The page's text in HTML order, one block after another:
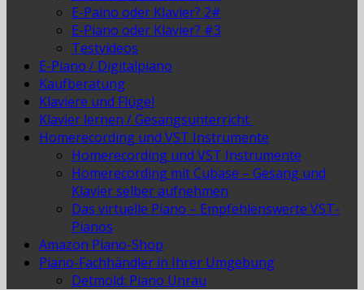
E-Paino oder Klavier? 2#
E-Piano oder Klavier? #3
Testvideos
E-Piano / Digitalpiano
Kaufberatung
Klaviere und Flügel
Klavier lernen / Gesangsunterricht
Homerecording und VST Instrumente
Homerecording und VST Instrumente
Homerecording mit Cubase – Gesang und
Klavier selber aufnehmen
Das virtuelle Piano – Empfehlenswerte VST-
Pianos
Amazon Piano-Shop
Piano-Fachhändler in Ihrer Umgebung
Detmold: Piano Unrau